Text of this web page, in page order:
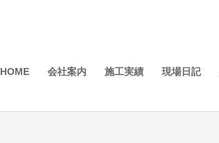
HOME 会社案内 施工実績 現場日記